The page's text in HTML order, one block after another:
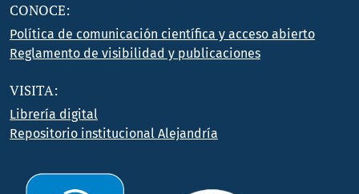
CONOCE:
Política de comunicación científica y acceso abierto
Reglamento de visibilidad y publicaciones
VISITA:
Librería digital
Repositorio institucional Alejandría